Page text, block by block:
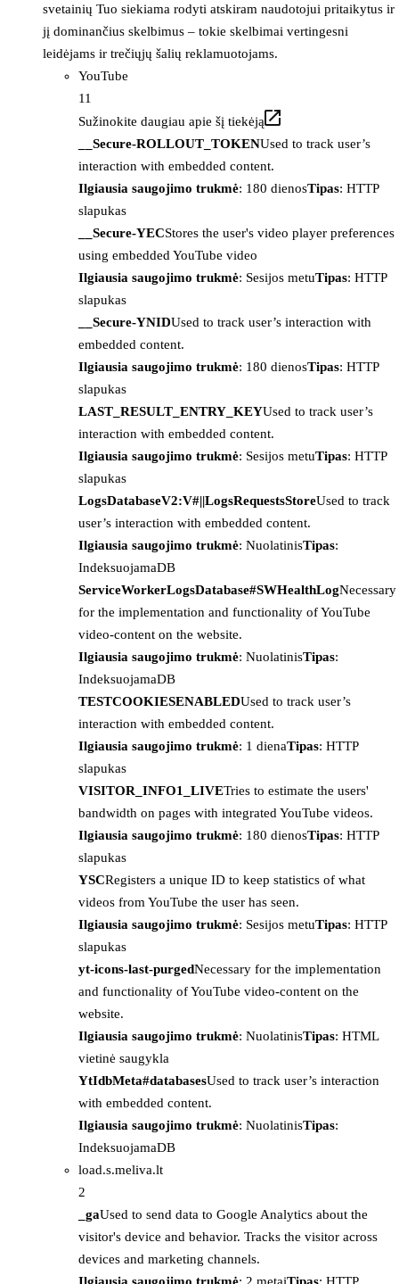
svetainių Tuo siekiama rodyti atskiram naudotojui pritaikytus ir
jį dominančius skelbimus – tokie skelbimai vertingesni
leidėjams ir trečiųjų šalių reklamuotojams.
YouTube
11
Sužinokite daugiau apie šį tiekėją
__Secure-ROLLOUT_TOKENUsed to track user’s
interaction with embedded content.
Ilgiausia saugojimo trukmė: 180 dienosTipas: HTTP
slapukas
__Secure-YECStores the user's video player preferences
using embedded YouTube video
Ilgiausia saugojimo trukmė: Sesijos metuTipas: HTTP
slapukas
__Secure-YNIDUsed to track user’s interaction with
embedded content.
Ilgiausia saugojimo trukmė: 180 dienosTipas: HTTP
slapukas
LAST_RESULT_ENTRY_KEYUsed to track user’s
interaction with embedded content.
Ilgiausia saugojimo trukmė: Sesijos metuTipas: HTTP
slapukas
LogsDatabaseV2:V#||LogsRequestsStoreUsed to track
user’s interaction with embedded content.
Ilgiausia saugojimo trukmė: NuolatinisTipas:
IndeksuojamaDB
ServiceWorkerLogsDatabase#SWHealthLogNecessary
for the implementation and functionality of YouTube
video-content on the website.
Ilgiausia saugojimo trukmė: NuolatinisTipas:
IndeksuojamaDB
TESTCOOKIESENABLEDUsed to track user’s
interaction with embedded content.
Ilgiausia saugojimo trukmė: 1 dienaTipas: HTTP
slapukas
VISITOR_INFO1_LIVETries to estimate the users'
bandwidth on pages with integrated YouTube videos.
Ilgiausia saugojimo trukmė: 180 dienosTipas: HTTP
slapukas
YSCRegisters a unique ID to keep statistics of what
videos from YouTube the user has seen.
Ilgiausia saugojimo trukmė: Sesijos metuTipas: HTTP
slapukas
yt-icons-last-purgedNecessary for the implementation
and functionality of YouTube video-content on the
website.
Ilgiausia saugojimo trukmė: NuolatinisTipas: HTML
vietinė saugykla
YtIdbMeta#databasesUsed to track user’s interaction
with embedded content.
Ilgiausia saugojimo trukmė: NuolatinisTipas:
IndeksuojamaDB
load.s.meliva.lt
2
_gaUsed to send data to Google Analytics about the
visitor's device and behavior. Tracks the visitor across
devices and marketing channels.
Ilgiausia saugojimo trukmė: 2 metaiTipas: HTTP